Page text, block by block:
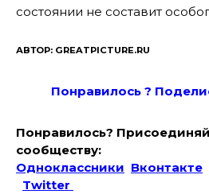
состоянии не составит
АВТОР: GREATPICTURE.RU
Понравилось ? Поде
Понравилось?
сообществу:
Одноклассники Вконтакте
Twitter